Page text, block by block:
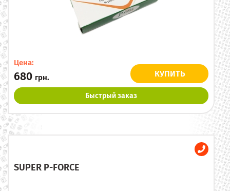
Цена:
680 грн. КУПИТЬ
Быстрый заказ
SUPER P-FORCE